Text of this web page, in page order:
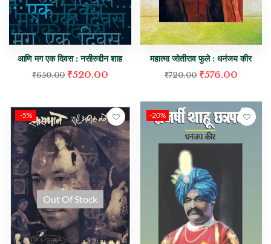
आणि मग एक दिवस : नसीरुद्दीन शाह
₹650.00 ₹520.00
महात्मा जोतीराव फुले : धनंजय कीर
₹720.00 ₹576.00
-5%
Out Of Stock
-20%